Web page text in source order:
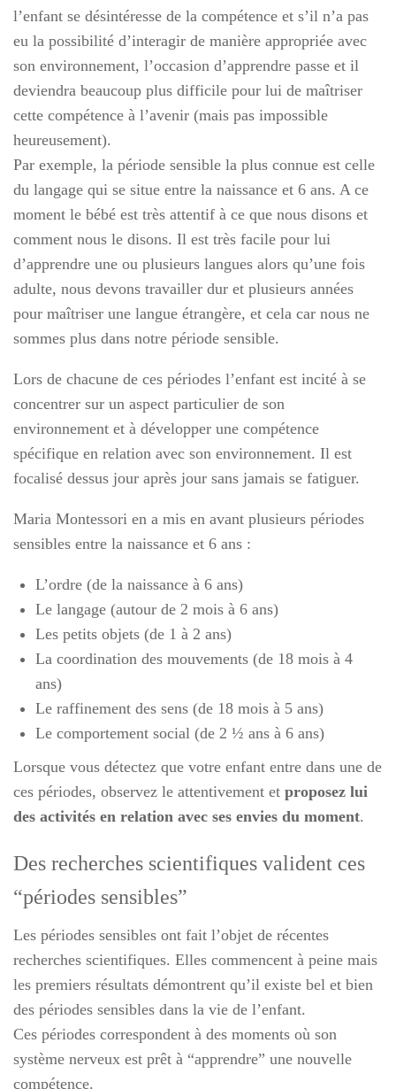
l’enfant se désintéresse de la compétence et s’il n’a pas
eu la possibilité d’interagir de manière appropriée avec
son environnement, l’occasion d’apprendre passe et il
deviendra beaucoup plus difficile pour lui de maîtriser
cette compétence à l’avenir (mais pas impossible
heureusement).
Par exemple, la période sensible la plus connue est celle
du langage qui se situe entre la naissance et 6 ans. A ce
moment le bébé est très attentif à ce que nous disons et
comment nous le disons. Il est très facile pour lui
d’apprendre une ou plusieurs langues alors qu’une fois
adulte, nous devons travailler dur et plusieurs années
pour maîtriser une langue étrangère, et cela car nous ne
sommes plus dans notre période sensible.
Lors de chacune de ces périodes l’enfant est incité à se
concentrer sur un aspect particulier de son
environnement et à développer une compétence
spécifique en relation avec son environnement. Il est
focalisé dessus jour après jour sans jamais se fatiguer.
Maria Montessori en a mis en avant plusieurs périodes
sensibles entre la naissance et 6 ans :
L’ordre (de la naissance à 6 ans)
Le langage (autour de 2 mois à 6 ans)
Les petits objets (de 1 à 2 ans)
La coordination des mouvements (de 18 mois à 4
ans)
Le raffinement des sens (de 18 mois à 5 ans)
Le comportement social (de 2 ½ ans à 6 ans)
Lorsque vous détectez que votre enfant entre dans une de
ces périodes, observez le attentivement et proposez lui
des activités en relation avec ses envies du moment.
Des recherches scientifiques valident ces
“périodes sensibles”
Les périodes sensibles ont fait l’objet de récentes
recherches scientifiques. Elles commencent à peine mais
les premiers résultats démontrent qu’il existe bel et bien
des périodes sensibles dans la vie de l’enfant.
Ces périodes correspondent à des moments où son
système nerveux est prêt à “apprendre” une nouvelle
compétence.